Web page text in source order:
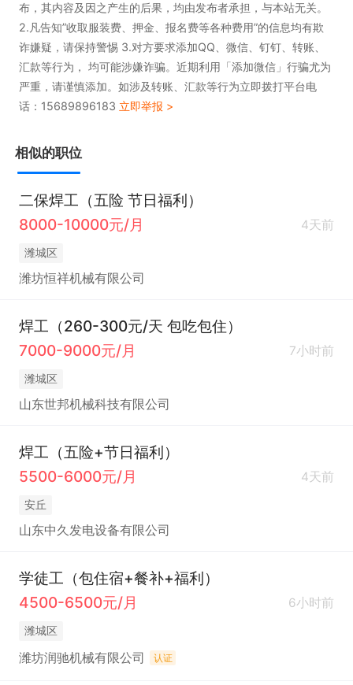
布，其内容及因之产生的后果，均由发布者承担，与本站无关。
2.凡告知”收取服装费、押金、报名费等各种费用”的信息均有欺
诈嫌疑，请保持警惕 3.对方要求添加QQ、微信、钉钉、转账、
汇款等行为， 均可能涉嫌诈骗。近期利用「添加微信」行骗尤为
严重，请谨慎添加。如涉及转账、汇款等行为立即拨打平台电
话：15689896183 立即举报 >
相似的职位
二保焊工（五险 节日福利）
8000-10000元/月
4天前
潍城区
潍坊恒祥机械有限公司
焊工（260-300元/天 包吃包住）
7000-9000元/月
7小时前
潍城区
山东世邦机械科技有限公司
焊工（五险+节日福利）
5500-6000元/月
4天前
安丘
山东中久发电设备有限公司
学徒工（包住宿+餐补+福利）
4500-6500元/月
6小时前
潍城区
潍坊润驰机械有限公司 认证